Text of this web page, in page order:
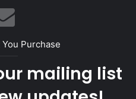
Purchase
mailing list